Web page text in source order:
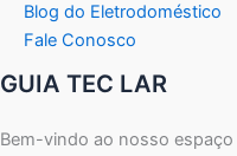
Blog do Eletrodoméstico
Fale Conosco
GUIA TEC LAR
Bem-vindo ao nosso espaço